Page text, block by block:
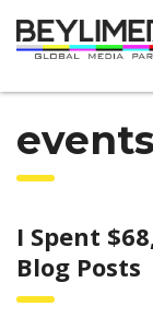
I Spent
Blog Posts